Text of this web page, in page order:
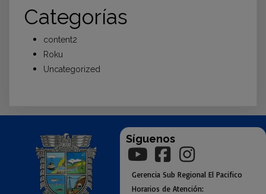
Categorías
content2
Roku
Uncategorized
Síguenos
Gerencia Sub Regional El Pacifico
Horarios de Atención: